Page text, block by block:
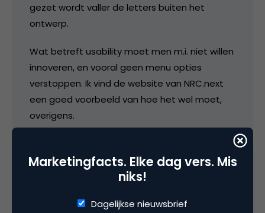
gezet wordt valler de letters buiten het
ontwerp.
Wat betreft usability moet men m.i. niet willen
innoveren, en vooral geen menu opties
verstoppen. Ik vind de website van NRC.next
een goed voorbeeld van hoe het wel moet,
overigens.
30 maart 2007 om 23:09
Marketingfacts. Elke dag vers. Mis
niks!
Dagelijkse nieuwsbrief